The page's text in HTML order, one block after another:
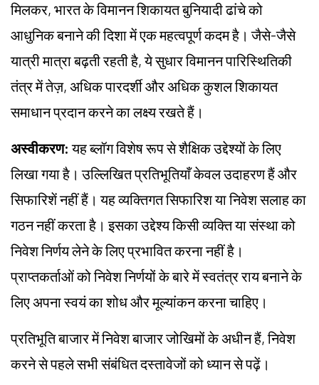
मिलकर, भारत के विमानन शिकायत बुनियादी ढांचे को
आधुनिक बनाने की दिशा में एक महत्वपूर्ण कदम है। जैसे-जैसे
यात्री मात्रा बढ़ती रहती है, ये सुधार विमानन पारिस्थितिकी
तंत्र में तेज़, अधिक पारदर्शी और अधिक कुशल शिकायत
समाधान प्रदान करने का लक्ष्य रखते हैं।
अस्वीकरण:यह ब्लॉग विशेष रूप से शैक्षिक उद्देश्यों के लिए
लिखा गया है। उल्लिखित प्रतिभूतियाँ केवल उदाहरण हैं और
सिफारिशें नहीं हैं। यह व्यक्तिगत सिफारिश या निवेश सलाह का
गठन नहीं करता है। इसका उद्देश्य किसी व्यक्ति या संस्था को
निवेश निर्णय लेने के लिए प्रभावित करना नहीं है।
प्राप्तकर्ताओं को निवेश निर्णयों के बारे में स्वतंत्र राय बनाने के
लिए अपना स्वयं का शोध और मूल्यांकन करना चाहिए।
प्रतिभूति बाजार में निवेश बाजार जोखिमों के अधीन हैं, निवेश
करने से पहले सभी संबंधित दस्तावेजों को ध्यान से पढ़ें।